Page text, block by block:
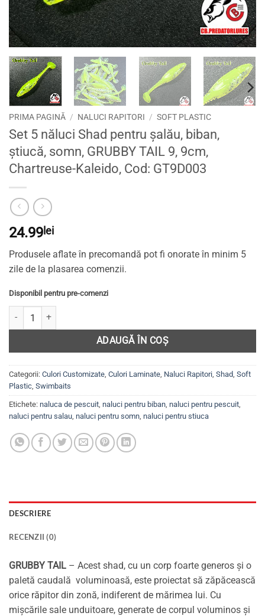
PRIMA PAGINĂ / NALUCI RAPITORI / SOFT PLASTIC
Set 5 năluci Shad pentru șalău, biban,
știucă, somn, GRUBBY TAIL 9, 9cm,
Chartreuse-Kaleido, Cod: GT9D003
24.99lei
Produsele aflate în precomandă pot fi onorate în minim 5
zile de la plasarea comenzii.
Disponibil pentru pre-comenzi
Cantitate Set 5 năluci Shad pentru șalău, biban, știucă, somn,
ADAUGĂ ÎN COȘ
Categorii: Culori Customizate Culori Laminate Naluci Rapitori Shad Soft
Plastic Swimbaits
Etichete: naluca de pescuit naluci pentru biban naluci pentru pescuit
naluci pentru salau naluci pentru somn naluci pentru stiuca
DESCRIERE
RECENZII (0)
GRUBBY TAIL – Acest shad, cu un corp foarte generos și o
paletă caudală voluminoasă, este proiectat să zăpăcească
orice răpitor din zonă, indiferent de mărimea lui. Cu
mișcările sale unduitoare, generate de corpul voluminos și